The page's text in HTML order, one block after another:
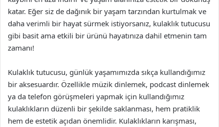
katar. Eğer siz de dağınık bir yaşam tarzından kurtulmak ve
daha verimli bir hayat sürmek istiyorsanız, kulaklık tutucusu
gibi basit ama etkili bir ürünü hayatınıza dahil etmenin tam
zamanı!
Kulaklık tutucusu, günlük yaşamımızda sıkça kullandığımız
bir aksesuardır. Özellikle müzik dinlemek, podcast dinlemek
ya da telefon görüşmeleri yapmak için kullandığımız
kulaklıkların düzenli bir şekilde saklanması, hem pratiklik
hem de estetik açıdan önemlidir. Kulaklıkların karışması,